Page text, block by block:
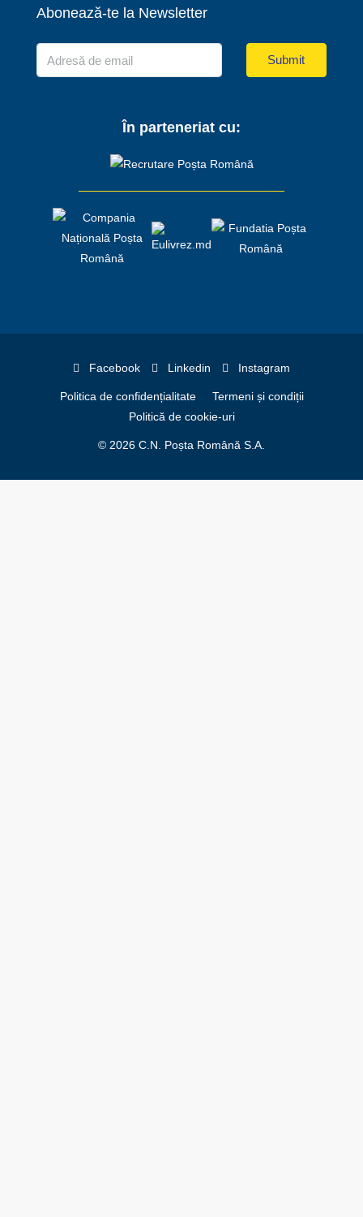
Abonează-te la Newsletter
Submit
În parteneriat cu:
Facebook Linkedin Instagram
Politica de confidențialitate
Termeni și condiții
Politică de cookie-uri
© 2026 C.N. Poșta Română S.A.